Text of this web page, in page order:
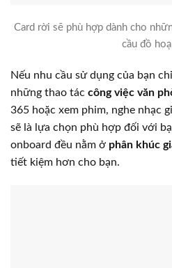
Card rời sẽ phù hợp dành cho
cầu đồ
Nếu nhu cầu sử dụng của bạn
những thao tác công việc văn
365 hoặc xem phim, nghe nhạc
sẽ là lựa chọn phù hợp đối với
onboard đều nằm ở phân khúc
tiết kiệm hơn cho bạn.